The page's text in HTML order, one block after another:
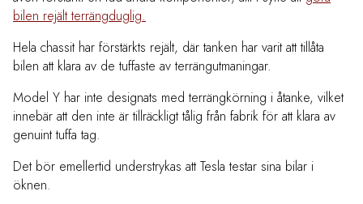
bilen rejält terrängduglig.
Hela chassit har förstärkts rejält, där tanken har varit att tillåta
bilen att klara av de tuffaste av terrängutmaningar.
Model Y har inte designats med terrängkörning i åtanke, vilket
innebär att den inte är tillräckligt tålig från fabrik för att klara av
genuint tuffa tag.
Det bör emellertid understrykas att Tesla testar sina bilar i
öknen.